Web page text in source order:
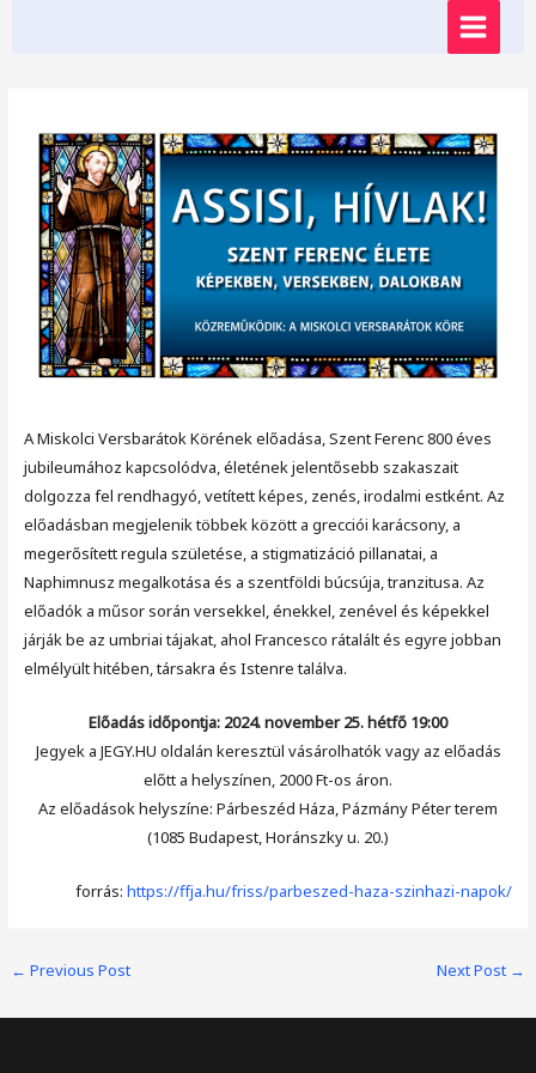
MAIN
A Miskolci Versbarátok Körének előadása, Szent Ferenc 800 éves
jubileumához kapcsolódva, életének jelentősebb szakaszait
dolgozza fel rendhagyó, vetített képes, zenés, irodalmi estként. Az
előadásban megjelenik többek között a grecciói karácsony, a
megerősített regula születése, a stigmatizáció pillanatai, a
Naphimnusz megalkotása és a szentföldi búcsúja, tranzitusa. Az
előadók a műsor során versekkel, énekkel, zenével és képekkel
járják be az umbriai tájakat, ahol Francesco rátalált és egyre jobban
elmélyült hitében, társakra és Istenre találva.
Előadás időpontja: 2024. november 25. hétfő 19:00
Jegyek a JEGY.HU oldalán keresztül vásárolhatók vagy az előadás
előtt a helyszínen, 2000 Ft-os áron.
Az előadások helyszíne: Párbeszéd Háza, Pázmány Péter terem
(1085 Budapest, Horánszky u. 20.)
forrás: https://ffja.hu/friss/parbeszed-haza-szinhazi-napok/
Post
← Previous Post Next Post →